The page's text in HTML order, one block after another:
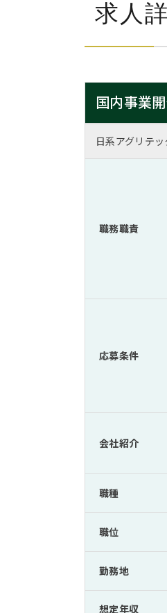
求人
国内事業
日系アグリテッ
職務職責
応募条件
会社紹介
職種
職位
勤務地
想定年収